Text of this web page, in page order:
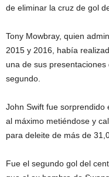
de eliminar la cruz de gol
Tony Mowbray, quien
2015 y 2016, había
una de sus
segundo.
John Swift fue sorprendido
al máximo metiéndose y
para deleite de más de
Fue el segundo gol del